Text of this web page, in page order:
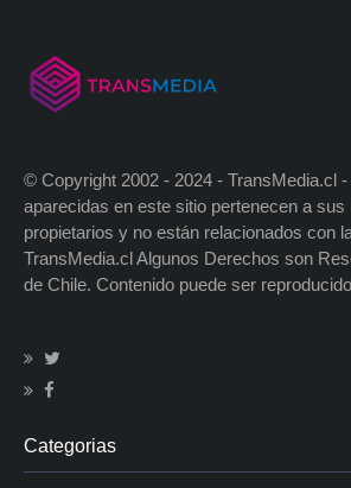
© Copyright 2002 - 2024 - TransMedia.cl
aparecidas en este sitio pertenecen a sus
propietarios y no están relacionados con
TransMedia.cl Algunos Derechos son
de Chile. Contenido puede ser
Categorias